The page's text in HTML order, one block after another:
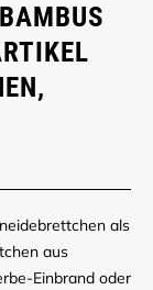
als
aus
Einbrand oder